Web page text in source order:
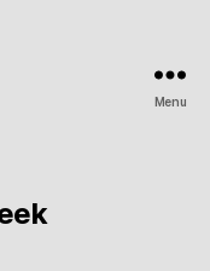
Menu